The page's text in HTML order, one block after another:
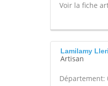
Voir la fiche
Lamilamy
Artisan
Département: